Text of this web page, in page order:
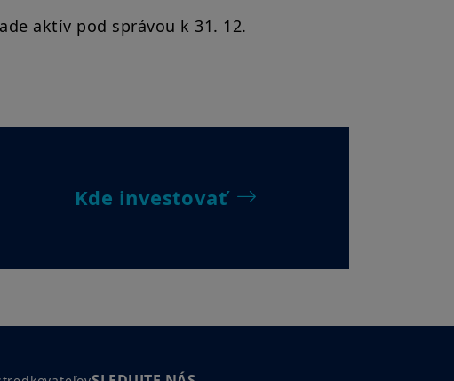
aktív pod správou k 31. 12.
Kde investovať